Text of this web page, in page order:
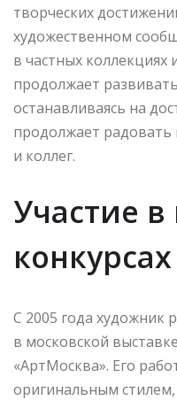
творческих
художественном
в частных коллекциях
продолжает
останавливаясь на
продолжает
и коллег.
Участие
конкурсах
С 2005 года художник
в московской
«АртМосква». Его
оригинальным